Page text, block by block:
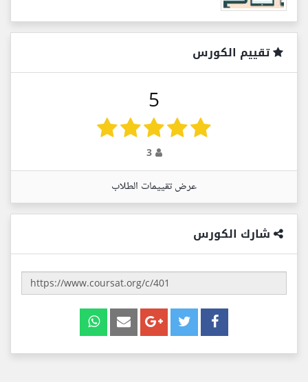
تقييم الكورس
5
3
عرض تقييمات الطلاب
شارك الكورس